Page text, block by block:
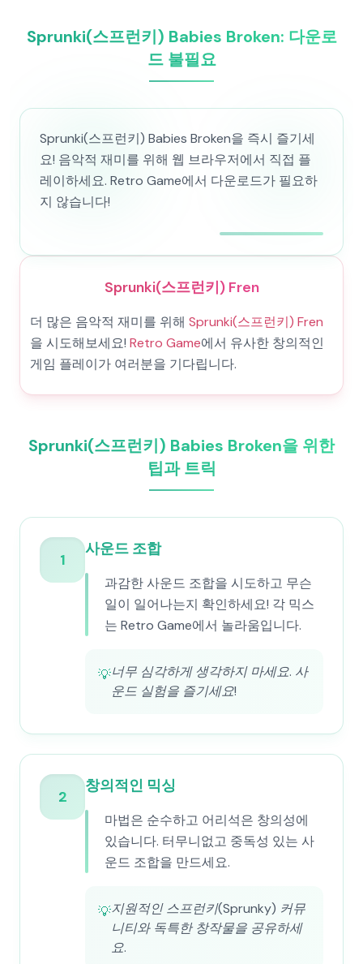
Sprunki(스프런키) Babies Broken: 다운로
드 불필요
Sprunki(스프런키) Babies Broken을 즉시 즐기세
요! 음악적 재미를 위해 웹 브라우저에서 직접 플
레이하세요. Retro Game에서 다운로드가 필요하
지 않습니다!
Sprunki(스프런키) Fren
더 많은 음악적 재미를 위해 Sprunki(스프런키) Fren
을 시도해보세요! Retro Game에서 유사한 창의적인
게임 플레이가 여러분을 기다립니다.
Sprunki(스프런키) Babies Broken을 위한
팁과 트릭
1
사운드 조합
과감한 사운드 조합을 시도하고 무슨
일이 일어나는지 확인하세요! 각 믹스
는 Retro Game에서 놀라움입니다.
💡너무 심각하게 생각하지 마세요. 사
운드 실험을 즐기세요!
2
창의적인 믹싱
마법은 순수하고 어리석은 창의성에
있습니다. 터무니없고 중독성 있는 사
운드 조합을 만드세요.
💡지원적인 스프런키(Sprunky) 커뮤
니티와 독특한 창작물을 공유하세
요.